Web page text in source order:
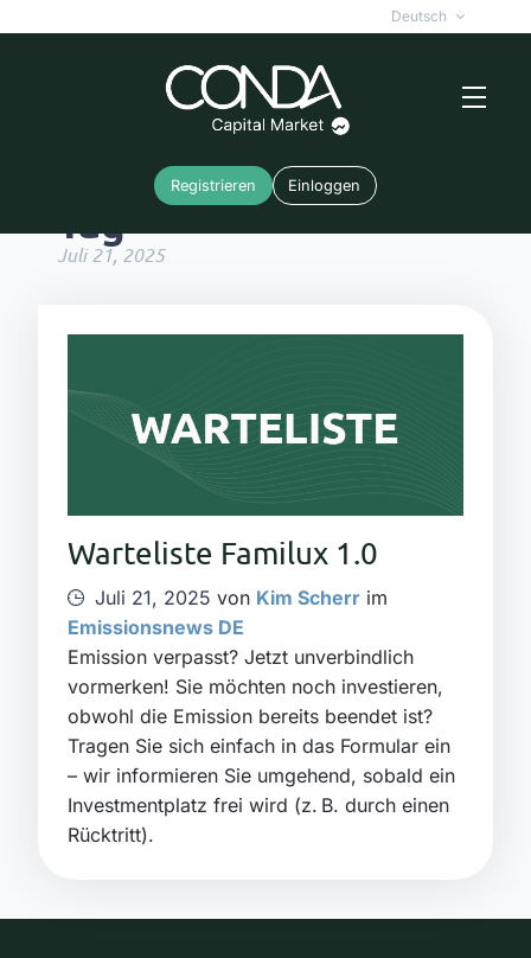
Deutsch
Registrieren Einloggen
Tag
Juli 21, 2025
Warteliste Familux 1.0
Juli 21, 2025 von Kim Scherr im
Emissionsnews DE
Emission verpasst? Jetzt unverbindlich
vormerken! Sie möchten noch investieren,
obwohl die Emission bereits beendet ist?
Tragen Sie sich einfach in das Formular ein
– wir informieren Sie umgehend, sobald ein
Investmentplatz frei wird (z. B. durch einen
Rücktritt).